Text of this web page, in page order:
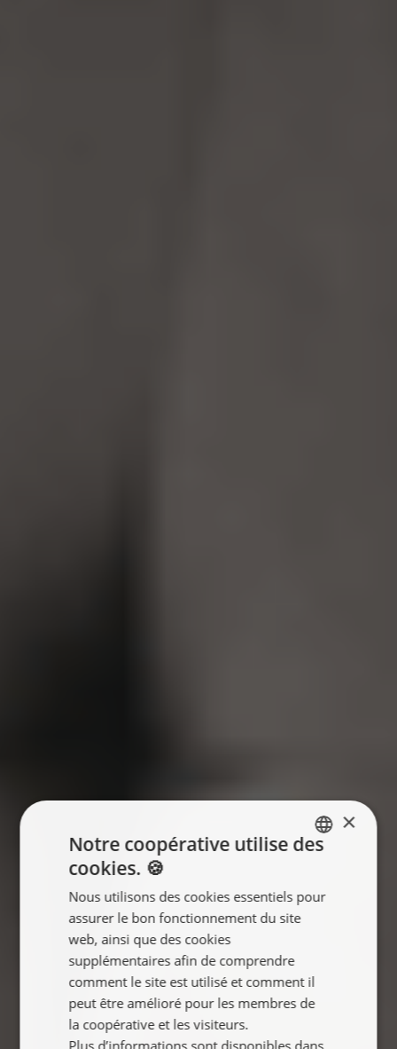
FRANÇAIS
×
Notre coopérative utilise des
cookies. 🍪
Nous utilisons des cookies essentiels pour
assurer le bon fonctionnement du site
web, ainsi que des cookies
supplémentaires afin de comprendre
comment le site est utilisé et comment il
peut être amélioré pour les membres de
la coopérative et les visiteurs.
Plus d’informations sont disponibles dans